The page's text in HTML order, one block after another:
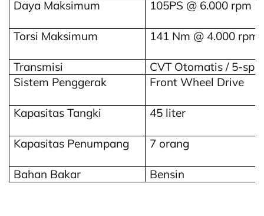
Daya Maksimum
105PS @ 6.000 rpm
Torsi Maksimum 141 Nm @ 4.000 rpm
Transmisi
CVT Otomatis / 5-
Sistem Penggerak
Front Wheel Drive
Kapasitas Tangki 45 liter
Kapasitas Penumpang 7 orang
Bahan Bakar Bensin